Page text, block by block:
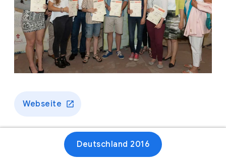
Webseite
Deutschland 2016